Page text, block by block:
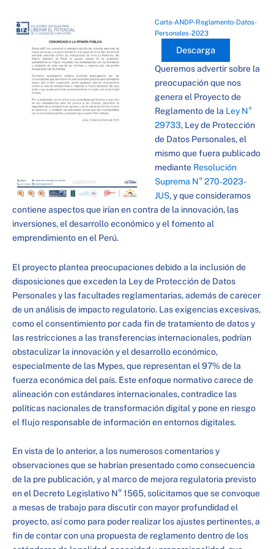
Carta-ANDP-Reglamento-Datos-
Personales-2023
Descarga
Queremos advertir sobre la
preocupación que nos
genera el Proyecto de
Reglamento de la Ley N°
29733, Ley de Protección
de Datos Personales, el
mismo que fuera publicado
mediante Resolución
Suprema N° 270-2023-
JUS, y que consideramos
contiene aspectos que irían en contra de la innovación, las
inversiones, el desarrollo económico y el fomento al
emprendimiento en el Perú.
El proyecto plantea preocupaciones debido a la inclusión de
disposiciones que exceden la Ley de Protección de Datos
Personales y las facultades reglamentarias, además de carecer
de un análisis de impacto regulatorio. Las exigencias excesivas,
como el consentimiento por cada fin de tratamiento de datos y
las restricciones a las transferencias internacionales, podrían
obstaculizar la innovación y el desarrollo económico,
especialmente de las Mypes, que representan el 97% de la
fuerza económica del país. Este enfoque normativo carece de
alineación con estándares internacionales, contradice las
políticas nacionales de transformación digital y pone en riesgo
el flujo responsable de información en entornos digitales.
En vista de lo anterior, a los numerosos comentarios y
observaciones que se habrían presentado como consecuencia
de la pre publicación, y al marco de mejora regulatoria previsto
en el Decreto Legislativo N° 1565, solicitamos que se convoque
a mesas de trabajo para discutir con mayor profundidad el
proyecto, así como para poder realizar los ajustes pertinentes, a
fin de contar con una propuesta de reglamento dentro de los